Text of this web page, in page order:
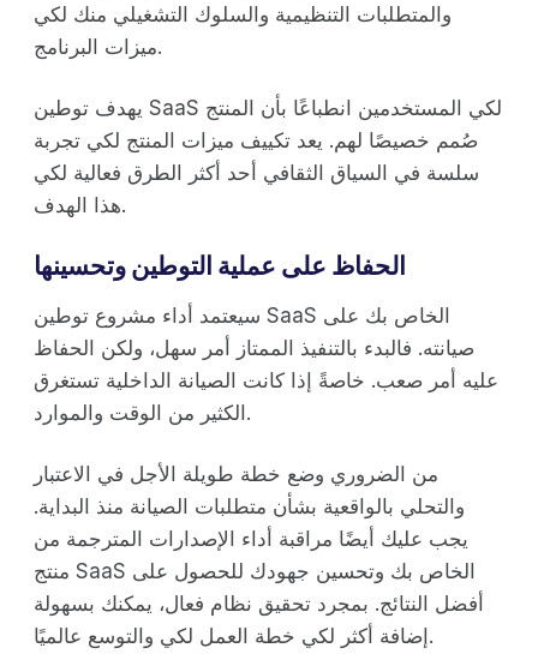
والمتطلبات التنظيمية والسلوك التشغيلي منك لكي
ميزات البرنامج.
يهدف توطين SaaS لكي المستخدمين انطباعًا بأن المنتج
صُمم خصيصًا لهم. يعد تكييف ميزات المنتج لكي تجربة
سلسة في السياق الثقافي أحد أكثر الطرق فعالية لكي
هذا الهدف.
الحفاظ على عملية التوطين وتحسينها
سيعتمد أداء مشروع توطين SaaS الخاص بك على
صيانته. فالبدء بالتنفيذ الممتاز أمر سهل، ولكن الحفاظ
عليه أمر صعب. خاصةً إذا كانت الصيانة الداخلية تستغرق
الكثير من الوقت والموارد.
من الضروري وضع خطة طويلة الأجل في الاعتبار
والتحلي بالواقعية بشأن متطلبات الصيانة منذ البداية.
يجب عليك أيضًا مراقبة أداء الإصدارات المترجمة من
منتج SaaS الخاص بك وتحسين جهودك للحصول على
أفضل النتائج. بمجرد تحقيق نظام فعال، يمكنك بسهولة
إضافة أكثر لكي خطة العمل لكي والتوسع عالميًا.